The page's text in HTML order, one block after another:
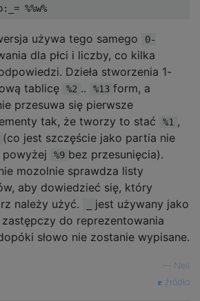
używa tego samego
0-
dla płci i liczby, co kilka
Dzieła stworzenia 1-
tablicę
%2 .. %13 form, a
przesuwa się pierwsze
tak, że tworzy to stać %1 ,
(co jest szczęście jako partia nie
%9 bez przesunięcia).
mozolnie sprawdza listy
aby dowiedzieć się, który
należy użyć.
jest używany jako
do reprezentowania
słowo nie zostanie wypisane.
Neil
źródło